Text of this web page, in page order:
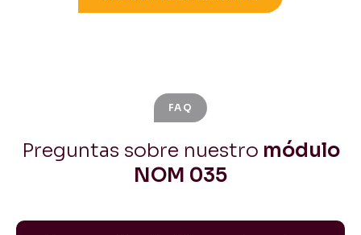
FAQ
Preguntas sobre nuestro módulo
NOM 035